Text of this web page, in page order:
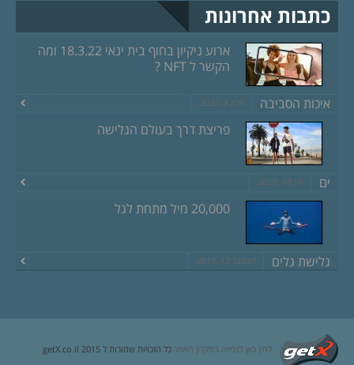
כתבות אחרונות
ארוע ניקיון בחוף בית ינאי 18.3.22 ומה
הקשר ל NFT ?
איכות הסביבה מרץ 8, 2022
פריצת דרך בעולם הגלישה
ים יוני 18, 2020
20,000 מיל מתחת לגל
גלישת גלים דצמבר 13, 2019
לחץ כאן לצפייה בתקנון האתר כל הזכויות שמורות ל getX.co.il 2015